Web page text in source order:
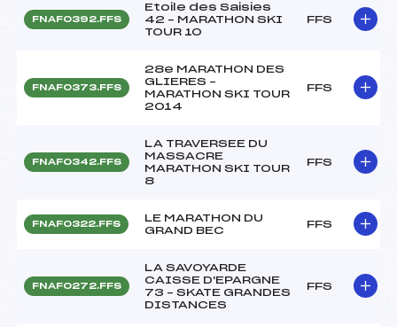
FNAF0392.FFS
Etoile des Saisies
42 – MARATHON SKI
TOUR 10
FFS
FNAF0373.FFS
28e MARATHON DES
GLIERES –
MARATHON SKI TOUR
2014
FFS
FNAF0342.FFS
LA TRAVERSEE DU
MASSACRE
MARATHON SKI TOUR
8
FFS
FNAF0322.FFS
LE MARATHON DU
GRAND BEC
FFS
FNAF0272.FFS
LA SAVOYARDE
CAISSE D'EPARGNE
73 – SKATE GRANDES
DISTANCES
FFS